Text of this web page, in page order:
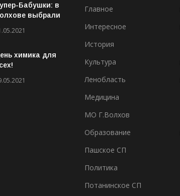
Бабушки: в
выбрали
химика для
Главное
Интересное
История
Культура
Ленобласть
Медицина
МО Г.Волхов
Образование
Пашское СП
Политика
Потанинское СП